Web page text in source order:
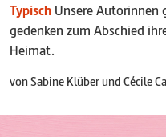
Typisch Unsere Autorinnen
gedenken zum Abschied
Heimat.
vonSabine Klüber und Cécile